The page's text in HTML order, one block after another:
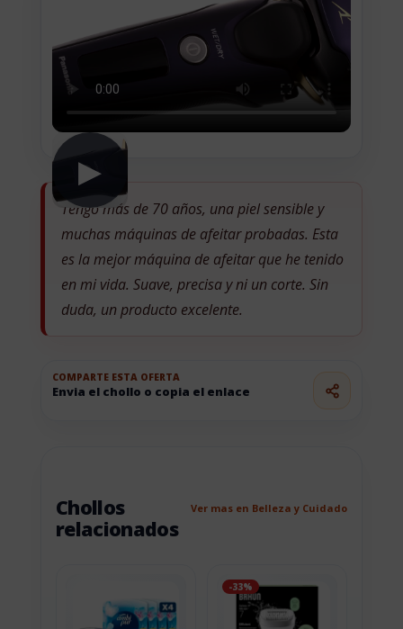
▶
Tengo más de 70 años, una piel sensible y
muchas máquinas de afeitar probadas. Esta
es la mejor máquina de afeitar que he tenido
en mi vida. Suave, precisa y ni un corte. Sin
duda, un producto excelente.
COMPARTE ESTA OFERTA
Envia el chollo o copia el enlace
Chollos
relacionados
Ver mas en Belleza y Cuidado
-33%